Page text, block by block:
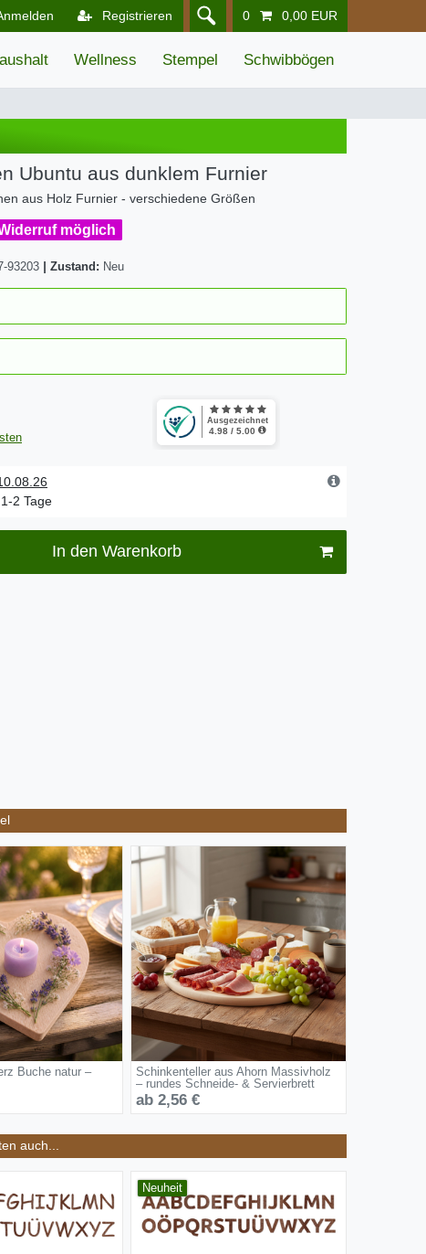
Registrieren 0 0,00 EUR
Wellness Stempel Schwibbögen
Ubuntu aus dunklem Furnier
aus Holz Furnier - verschiedene Größen
möglich
93203 Zustand: Neu
2 Tage
In den Warenkorb
Buche natur –
Schinkenteller aus Ahorn Massivholz
– rundes Schneide- & Servierbrett
ab 2,56 €
auch...
Neuheit